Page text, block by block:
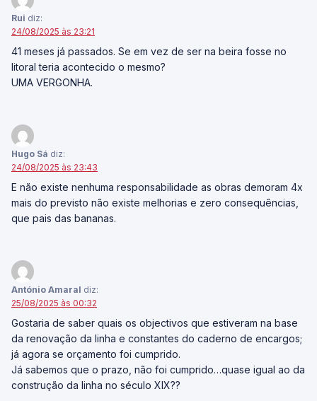
Rui diz:
24/08/2025 às 23:21
41 meses já passados. Se em vez de ser na beira fosse no
litoral teria acontecido o mesmo?
UMA VERGONHA.
Hugo Sá diz:
24/08/2025 às 23:43
E não existe nenhuma responsabilidade as obras demoram 4x
mais do previsto não existe melhorias e zero consequências,
que pais das bananas.
António Amaral diz:
25/08/2025 às 00:32
Gostaria de saber quais os objectivos que estiveram na base
da renovação da linha e constantes do caderno de encargos;
já agora se orçamento foi cumprido.
Já sabemos que o prazo, não foi cumprido…quase igual ao da
construção da linha no século XIX??